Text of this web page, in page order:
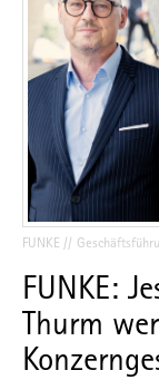
FUNKE
FUNKE:
Thurm